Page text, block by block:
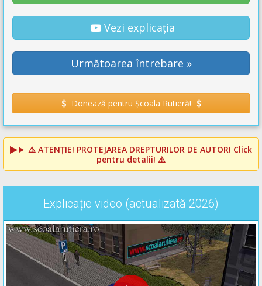
Vezi explicația
Următoarea întrebare »
Donează pentru Școala Rutieră!
⚠️ ATENȚIE! PROTEJAREA DREPTURILOR DE AUTOR! Click
pentru detalii! ⚠️
Explicație video (actualizată 2026)